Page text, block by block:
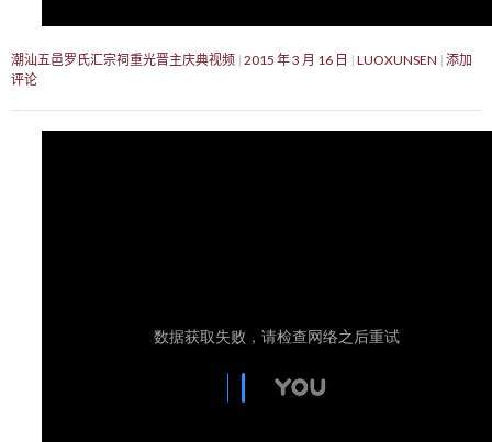
潮汕五邑罗氏汇宗祠重光晋主庆典视频 2015 年 3 月 16 日 LUOXUNSEN 添加
评论